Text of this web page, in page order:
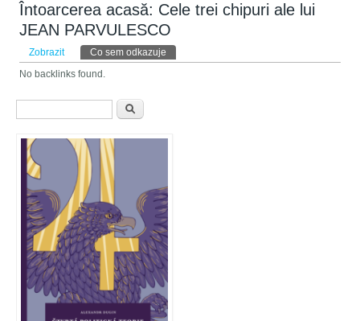
Întoarcerea acasă: Cele trei chipuri ale lui
JEAN PARVULESCO
Hlavní záložky
Zobrazit Co sem odkazuje
No backlinks found.